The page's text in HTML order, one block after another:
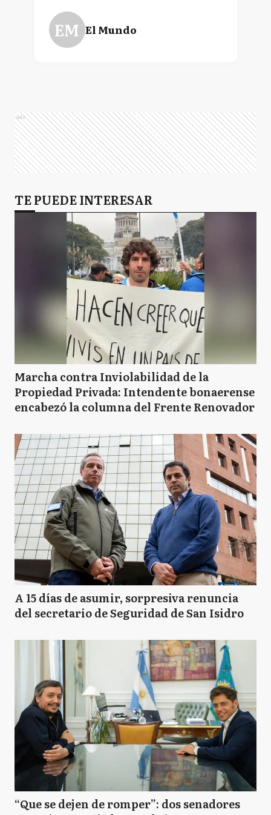
EM El Mundo
Ads
TE PUEDE INTERESAR
Marcha contra Inviolabilidad de la
Propiedad Privada: Intendente bonaerense
encabezó la columna del Frente Renovador
A 15 días de asumir, sorpresiva renuncia
del secretario de Seguridad de San Isidro
“Que se dejen de romper”: dos senadores